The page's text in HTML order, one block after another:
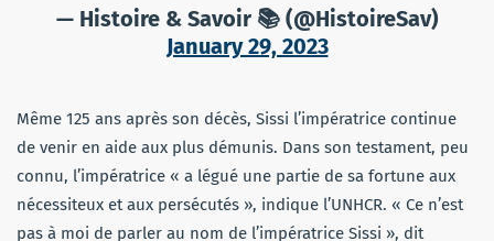
— Histoire & Savoir 📚 (@HistoireSav)
January 29, 2023
Même 125 ans après son décès, Sissi l’impératrice continue
de venir en aide aux plus démunis. Dans son testament, peu
connu, l’impératrice « a légué une partie de sa fortune aux
nécessiteux et aux persécutés », indique l’UNHCR. « Ce n’est
pas à moi de parler au nom de l’impératrice Sissi », dit